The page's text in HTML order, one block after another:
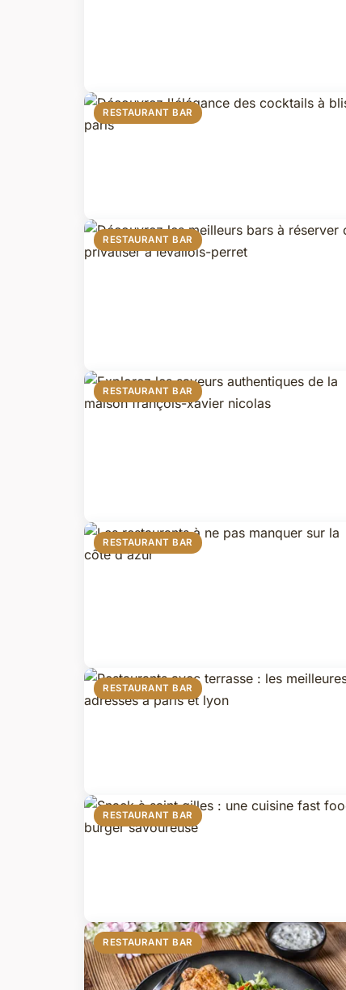
RESTAURANT BAR
RESTAURANT BAR
RESTAURANT BAR
RESTAURANT BAR
RESTAURANT BAR
RESTAURANT BAR
RESTAURANT BAR